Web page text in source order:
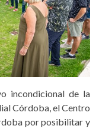
incondicional de la
Córdoba, el Centro
por posibilitar y